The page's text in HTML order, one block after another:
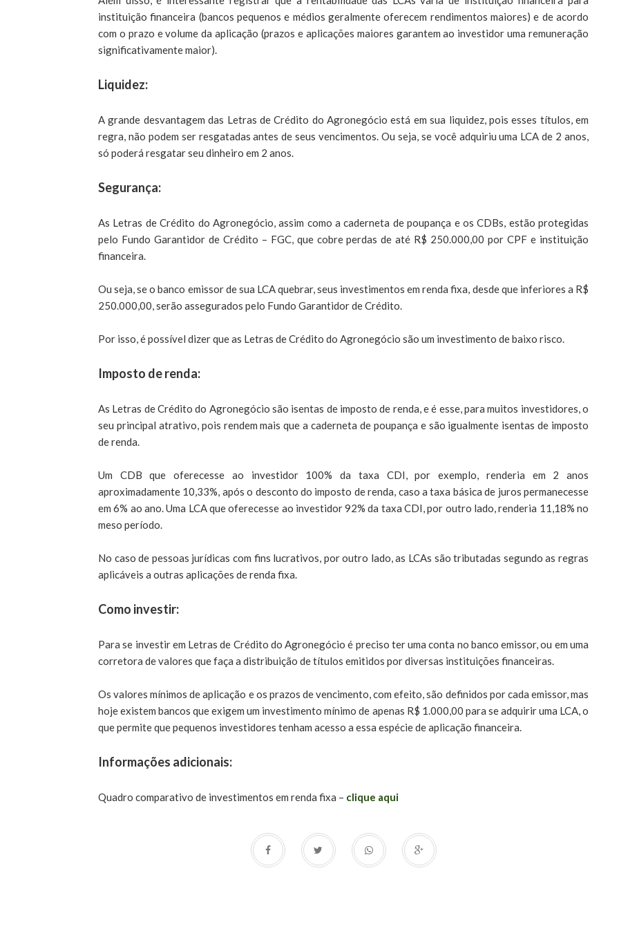
instituição financeira (bancos pequenos e médios geralmente oferecem rendimentos maiores) e de acordo
com o prazo e volume da aplicação (prazos e aplicações maiores garantem ao investidor uma remuneração
significativamente maior).
Liquidez:
A grande desvantagem das Letras de Crédito do Agronegócio está em sua liquidez, pois esses títulos, em
regra, não podem ser resgatadas antes de seus vencimentos. Ou seja, se você adquiriu uma LCA de 2 anos,
só poderá resgatar seu dinheiro em 2 anos.
Segurança:
As Letras de Crédito do Agronegócio, assim como a caderneta de poupança e os CDBs, estão protegidas
pelo Fundo Garantidor de Crédito – FGC, que cobre perdas de até R$ 250.000,00 por CPF e instituição
financeira.
Ou seja, se o banco emissor de sua LCA quebrar, seus investimentos em renda fixa, desde que inferiores a R$
250.000,00, serão assegurados pelo Fundo Garantidor de Crédito.
Por isso, é possível dizer que as Letras de Crédito do Agronegócio são um investimento de baixo risco.
Imposto de renda:
As Letras de Crédito do Agronegócio são isentas de imposto de renda, e é esse, para muitos investidores, o
seu principal atrativo, pois rendem mais que a caderneta de poupança e são igualmente isentas de imposto
de renda.
Um CDB que oferecesse ao investidor 100% da taxa CDI, por exemplo, renderia em 2 anos
aproximadamente 10,33%, após o desconto do imposto de renda, caso a taxa básica de juros permanecesse
em 6% ao ano. Uma LCA que oferecesse ao investidor 92% da taxa CDI, por outro lado, renderia 11,18% no
meso período.
No caso de pessoas jurídicas com fins lucrativos, por outro lado, as LCAs são tributadas segundo as regras
aplicáveis a outras aplicações de renda fixa.
Como investir:
Para se investir em Letras de Crédito do Agronegócio é preciso ter uma conta no banco emissor, ou em uma
corretora de valores que faça a distribuição de títulos emitidos por diversas instituições financeiras.
Os valores mínimos de aplicação e os prazos de vencimento, com efeito, são definidos por cada emissor, mas
hoje existem bancos que exigem um investimento mínimo de apenas R$ 1.000,00 para se adquirir uma LCA, o
que permite que pequenos investidores tenham acesso a essa espécie de aplicação financeira.
Informações adicionais:
Quadro comparativo de investimentos em renda fixa – clique aqui